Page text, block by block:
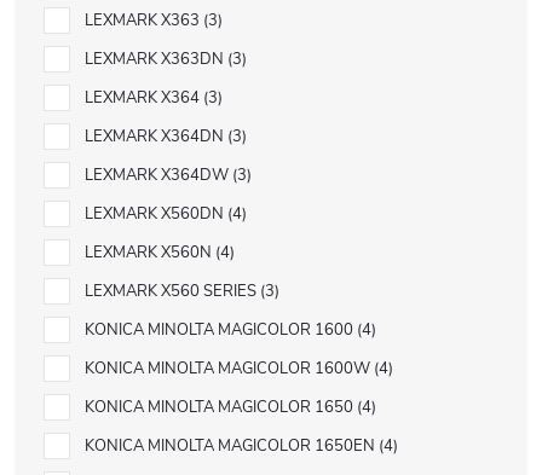
LEXMARK X363 3
LEXMARK X363DN 3
LEXMARK X364 3
LEXMARK X364DN 3
LEXMARK X364DW 3
LEXMARK X560DN 4
LEXMARK X560N 4
LEXMARK X560 SERIES 3
KONICA MINOLTA MAGICOLOR 1600 4
KONICA MINOLTA MAGICOLOR 1600W 4
KONICA MINOLTA MAGICOLOR 1650 4
KONICA MINOLTA MAGICOLOR 1650EN 4